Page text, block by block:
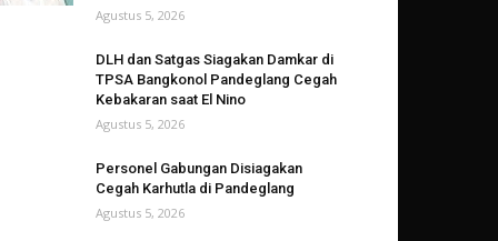
Agustus 5, 2026
DLH dan Satgas Siagakan Damkar di
TPSA Bangkonol Pandeglang Cegah
Kebakaran saat El Nino
Agustus 5, 2026
Personel Gabungan Disiagakan
Cegah Karhutla di Pandeglang
Agustus 5, 2026